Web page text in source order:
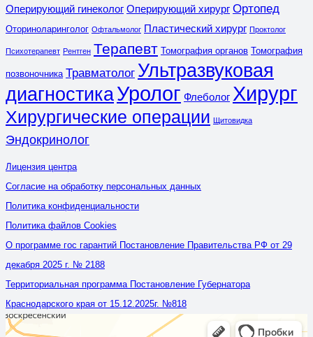
Оперирующий гинеколог Оперирующий хирург Ортопед
Оториноларинголог Офтальмолог Пластический хирург Проктолог
Психотерапевт Рентген Терапевт Томография органов Томография
позвоночника Травматолог Ультразвуковая
диагностикаУролог Флеболог Хирург
Хирургические операции Щитовидка
Эндокринолог
Лицензия центра
Согласие на обработку персональных данных
Политика конфиденциальности
Политика файлов Cookies
О программе гос гарантий Постановление Правительства РФ от 29
декабря 2025 г. № 2188
Территориальная программа Постановление Губернатора
Краснодарского края от 15.12.2025г. №818